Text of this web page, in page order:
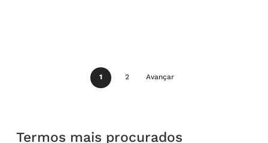
1 2 Avançar
Termos mais procurados